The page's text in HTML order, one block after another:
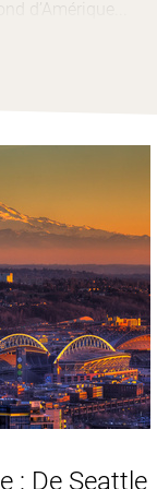
d’Amérique...
est la capitale
: De Seattle